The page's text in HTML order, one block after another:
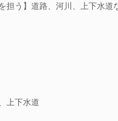
担う】道路、河川、上下水
上下水道